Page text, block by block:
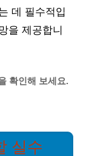
데 필수적입
을 제공합니
확인해 보세요.
실수